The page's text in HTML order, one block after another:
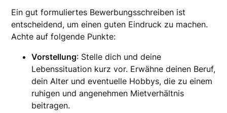
Ein gut formuliertes Bewerbungsschreiben ist
entscheidend, um einen guten Eindruck zu machen.
Achte auf folgende Punkte:
Vorstellung: Stelle dich und deine
Lebenssituation kurz vor. Erwähne deinen Beruf,
dein Alter und eventuelle Hobbys, die zu einem
ruhigen und angenehmen Mietverhältnis
beitragen.